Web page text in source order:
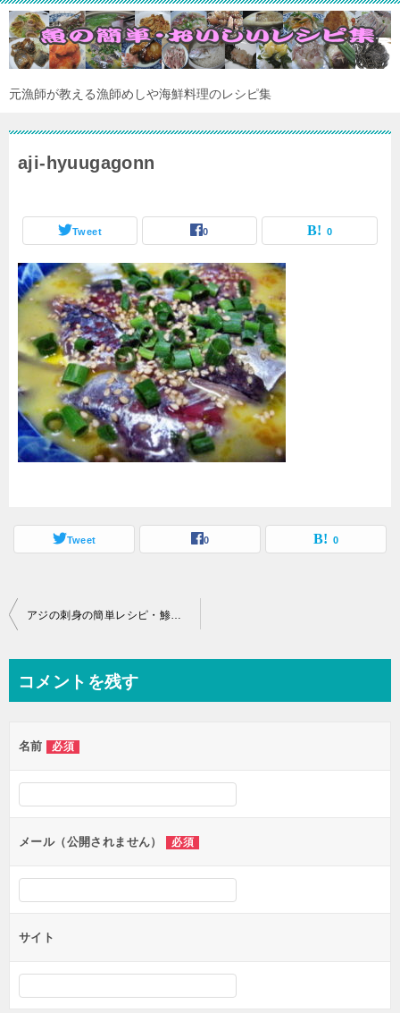
元漁師が教える漁師めしや海鮮料理のレシピ集
aji-hyuugagonn
Tweet 0 0
Tweet 0 0
投
ビ
ー
シ
ョ
ン
アジの刺身の簡単レシピ・鯵の日向丼
コメントを残す
名前 必須
メール（公開されません） 必須
サイト